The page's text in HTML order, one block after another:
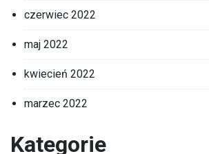
czerwiec 2022
maj 2022
kwiecień 2022
marzec 2022
Kategorie